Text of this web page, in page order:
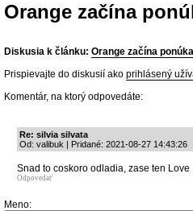
Orange začína
Diskusia k článku: Orange začína
Prispievajte do diskusií ako prihlásený
Komentár, na ktorý odpovedáte:
Re: silvia silvata
Od: valibuk | Pridané: 2021-08-27 14:43:26
Snad to coskoro odladia, zase ten
Odpovedať
Meno: